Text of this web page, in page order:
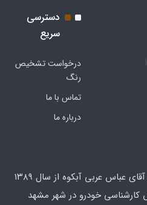
دسترسی
سریع
درخواست تشخیص
رنگ
تماس با ما
درباره ما
با مدیریت آقای عباس عربی آبکوه از سال ۱۳۸۹
خودرو در شهر مشهد